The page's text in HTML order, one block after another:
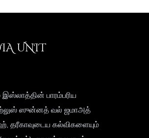
UNIT
பாரம்பரிய
ஸுன்னத் வல் ஜமாஅத்
தரீகாவுடைய கல்விகளையும்